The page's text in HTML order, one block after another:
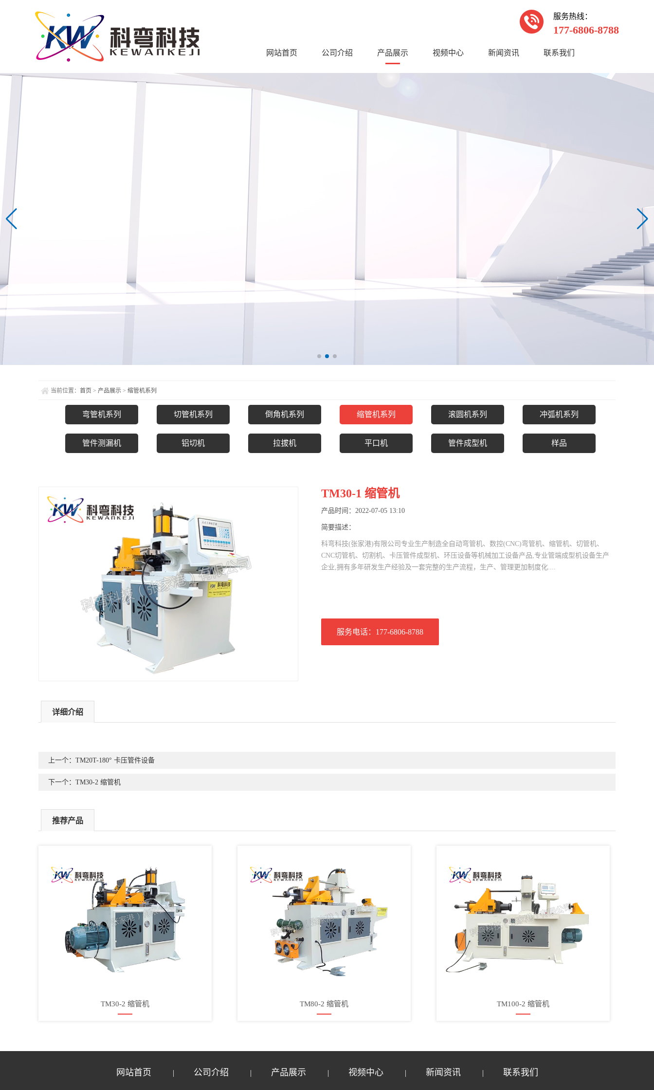
服务热线：
177-6806-8788
网站首页 公司介绍 产品展示 视频中心 新闻资讯 联系我们
当前位置：首页 >产品展示 >缩管机系列
弯管机系列 切管机系列 倒角机系列 缩管机系列 滚圆机系列 冲弧机系列
管件测漏机 铝切机 拉拔机 平口机 管件成型机 样品
TM30-1 缩管机
产品时间：2022-07-05 13:10
简要描述：
科弯科技(张家港)有限公司专业生产制造全自动弯管机、数控(CNC)弯管机、缩管机、切管机、
CNC切管机、切割机、卡压管件成型机、环压设备等机械加工设备产品,专业管端成型机设备生产
企业,拥有多年研发生产经验及一套完整的生产流程，生产、管理更加制度化....
服务电话：177-6806-8788
详细介绍
上一个：TM20T-180° 卡压管件设备
下一个：TM30-2 缩管机
推荐产品
TM30-2 缩管机 TM80-2 缩管机 TM100-2 缩管机
网站首页 | 公司介绍 | 产品展示 | 视频中心 | 新闻资讯 | 联系我们